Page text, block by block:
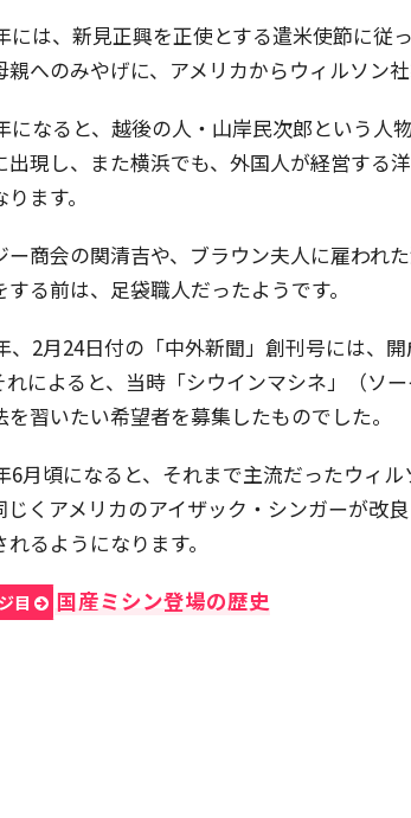
には、新見正興を正使とする遣米使節に従
親へのみやげに、アメリカからウィルソン
になると、越後の人・山岸民次郎という人
出現し、また横浜でも、外国人が経営する
ます。
ー商会の関清吉や、ブラウン夫人に雇われ
する前は、足袋職人だったようです。
、2月24日付の「中外新聞」創刊号には、
れによると、当時「シウインマシネ」（ソ
を習いたい希望者を募集したものでした。
6月頃になると、それまで主流だったウィ
じくアメリカのアイザック・シンガーが改
るようになります。
目 国産ミシン登場の歴史